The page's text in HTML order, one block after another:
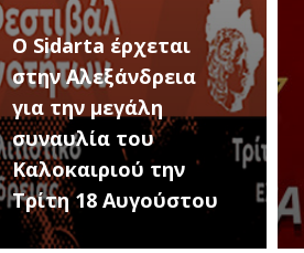
Καλλιτεχνικές
Εκδηλώσεις Νέου
Προδρόμου Ημαθίας
(Μεταμόρφωση του
Σωτήρος)